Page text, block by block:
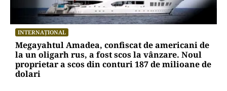
INTERNAȚIONAL
Megayahtul Amadea, confiscat de americani de
la un oligarh rus, a fost scos la vânzare. Noul
proprietar a scos din conturi 187 de milioane de
dolari